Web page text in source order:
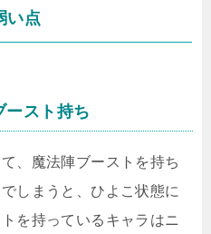
い点
ースト持ち
、魔法陣ブーストを持ち
しまうと、ひよこ状態に
を持っているキャラはニ